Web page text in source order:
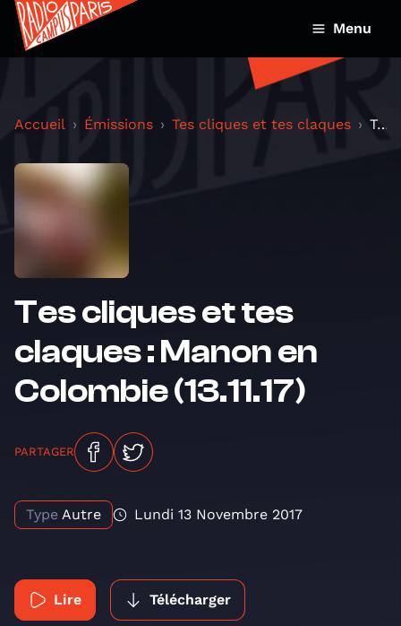
Menu
Accueil Émissions Tes cliques et tes claques Tes cliques et tes claques : Manon en Colombie (13...
Tes cliques et tes
claques : Manon en
Colombie (13.11.17)
PARTAGER
Type Autre Lundi 13 Novembre 2017
Lire Télécharger